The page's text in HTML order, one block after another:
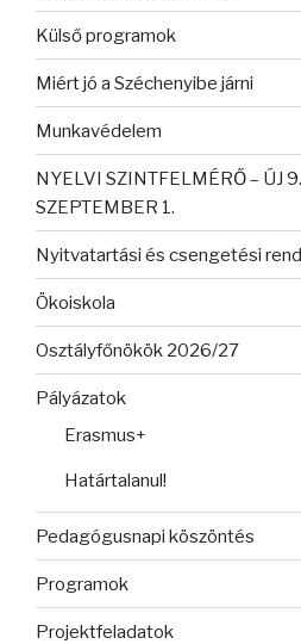
Külső programok
Miért jó a Széchenyibe járni
Munkavédelem
NYELVI SZINTFELMÉRŐ – ÚJ
SZEPTEMBER 1.
Nyitvatartási és csengetési rend
Ökoiskola
Osztályfőnökök 2026/27
Pályázatok
Erasmus+
Határtalanul!
Pedagógusnapi köszöntés
Programok
Projektfeladatok